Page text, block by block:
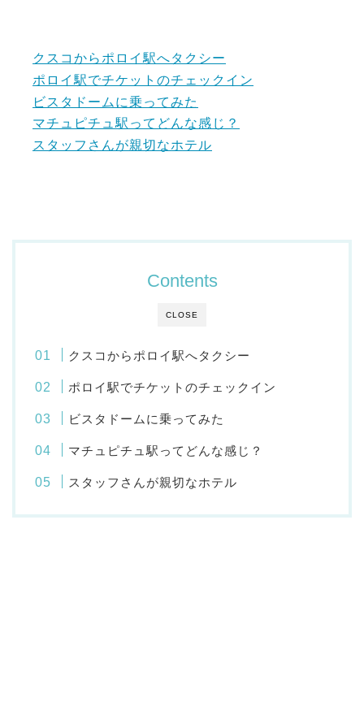
クスコからポロイ駅へタクシー
ポロイ駅でチケットのチェックイン
ビスタドームに乗ってみた
マチュピチュ駅ってどんな感じ？
スタッフさんが親切なホテル
CLOSE
Contents
クスコからポロイ駅へタクシー
ポロイ駅でチケットのチェックイン
ビスタドームに乗ってみた
マチュピチュ駅ってどんな感じ？
スタッフさんが親切なホテル